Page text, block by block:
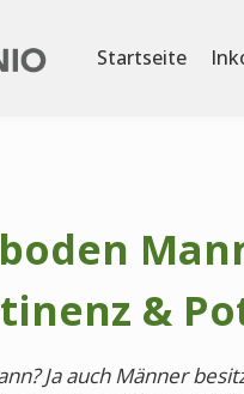
Startseite
&
Ja auch Männer